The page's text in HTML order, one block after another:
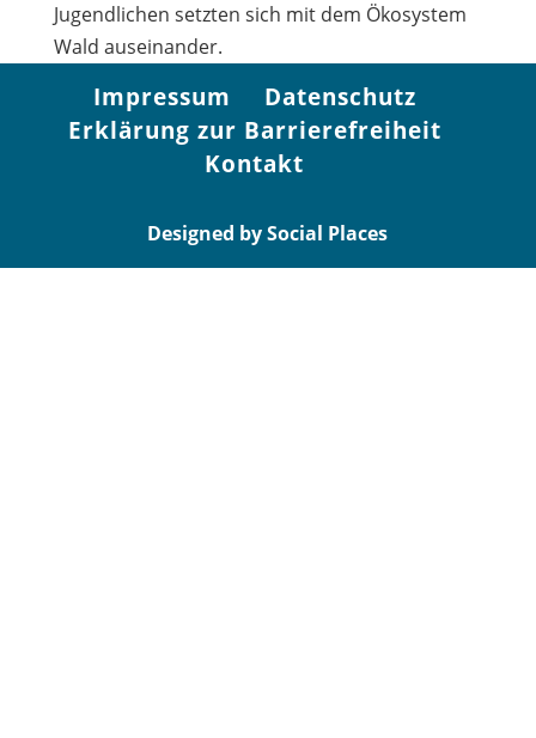
Jugendlichen setzten sich mit dem Ökosystem
Wald auseinander.
Impressum
Datenschutz
Erklärung zur Barrierefreiheit
Kontakt
Designed by Social Places